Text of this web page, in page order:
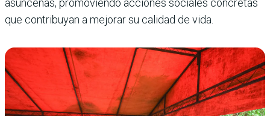
asuncenas, promoviendo acciones sociales concretas
que contribuyan a mejorar su calidad de vida.